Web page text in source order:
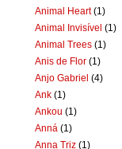
Animal Heart (1)
Animal Invisível (1)
Animal Trees (1)
Anis de Flor (1)
Anjo Gabriel (4)
Ank (1)
Ankou (1)
Anná (1)
Anna Triz (1)